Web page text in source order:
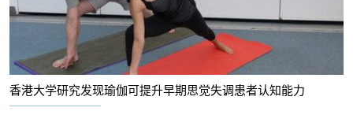
香港大学研究发现瑜伽可提升早期思觉失调患者认知能力